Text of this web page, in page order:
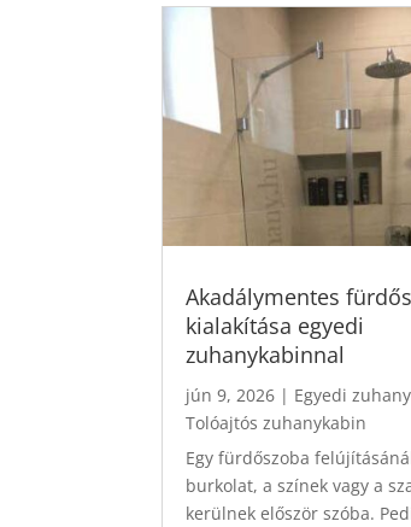
Akadálymentes
kialakítása egyedi
zuhanykabinnal
jún 9, 2026 | Egyedi
Tolóajtós zuhanykabin
Egy fürdőszoba
burkolat, a színek vagy a
kerülnek először szóba.